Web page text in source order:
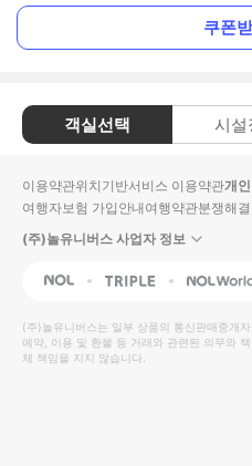
쿠폰
객실선택 시설
이용약관위치기반서비스 이용약관개
여행자보험 가입안내여행약관분쟁해
(주)놀유니버스 사업자 정보
NOL Triple Interpark
(주)놀유니버스는 일부 상품의 통신판매중개
예약, 이용 및 환불 등 거래와 관련된 의무와
체 책임을 지지 않습니다.